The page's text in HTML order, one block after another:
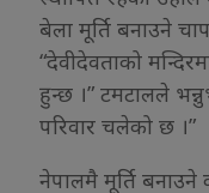
बेला मूर्ति बनाउने
“देवीदेवताको
हुन्छ ।” टमटालले
परिवार चलेको छ ।”
नेपालमै मूर्ति